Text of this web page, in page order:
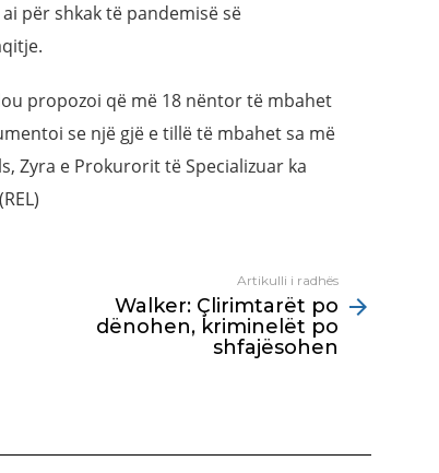
për shkak të pandemisë së
propozoi që më 18 nëntor të mbahet
se një gjë e tillë të mbahet sa më
Zyra e Prokurorit të Specializuar ka
Artikulli i radhës
Walker: Çlirimtarët po
dënohen, kriminelët po
shfajësohen